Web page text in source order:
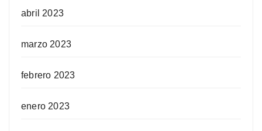
abril 2023
marzo 2023
febrero 2023
enero 2023